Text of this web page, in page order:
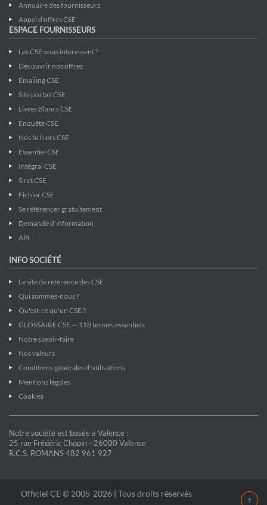
Annuaire des fournisseurs
Appel d'offres CSE
ESPACE FOURNISSEURS
Les CSE vous intéressent ?
Découvrir nos offres
Emailing CSE
Site portail CSE
Livres Blancs CSE
Enquête CSE
Nos fichiers CSE
Essentiel CSE
Intégral CSE
Siret CSE
Fichier CSE
Se référencer gratuitement
Demande d'information
API
INFO SOCIÉTÉ
Le site de référence des CSE
Qui sommes-nous ?
Qu'est-ce qu'un CSE ?
GLOSSAIRE CSE — 118 termes essentiels
Notre savoir-faire
Nos valeurs
Conditions générales d'utilisations
Mentions légales
Cookies
Notre société est basée à Valence :
25 rue Frédéric Chopin - 26000 Valence
R.C.S. ROMANS 482 961 927
Officiel CE © 2005-2026 | Tous droits réservés